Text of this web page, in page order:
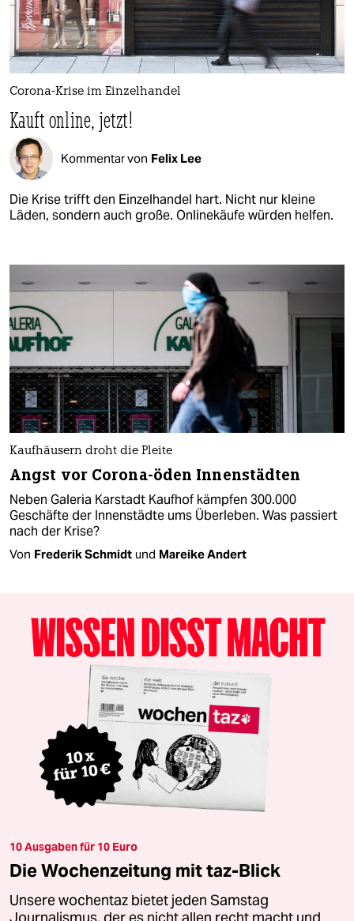
Corona-Krise im Einzelhandel
Kauft online, jetzt!
Kommentar von Felix Lee
Die Krise trifft den Einzelhandel hart. Nicht nur kleine
Läden, sondern auch große. Onlinekäufe würden helfen.
Kaufhäusern droht die Pleite
Angst vor Corona-öden Innenstädten
Neben Galeria Karstadt Kaufhof kämpfen 300.000
Geschäfte der Innenstädte ums Überleben. Was passiert
nach der Krise?
Von Frederik Schmidt und Mareike Andert
10 Ausgaben für 10 Euro
Die Wochenzeitung mit taz-Blick
Unsere wochentaz bietet jeden Samstag